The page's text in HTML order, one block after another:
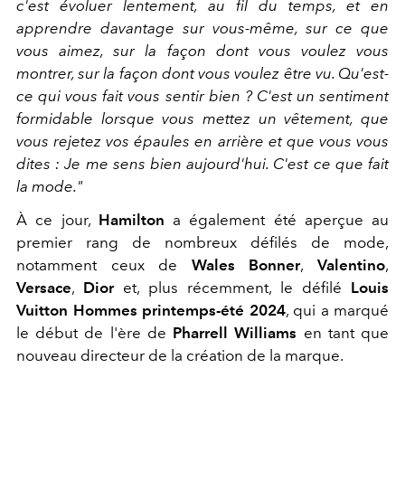
c'est évoluer lentement, au fil du temps, et en
apprendre davantage sur vous-même, sur ce que
vous aimez, sur la façon dont vous voulez vous
montrer, sur la façon dont vous voulez être vu. Qu'est-
ce qui vous fait vous sentir bien ? C'est un sentiment
formidable lorsque vous mettez un vêtement, que
vous rejetez vos épaules en arrière et que vous vous
dites : Je me sens bien aujourd'hui. C'est ce que fait
la mode."
À ce jour, Hamilton a également été aperçue au
premier rang de nombreux défilés de mode,
notamment ceux de Wales Bonner,Valentino,
Versace, Dioret, plus récemment, le défilé Louis
Vuitton Hommes printemps-été 2024, qui a marqué
le début de l'ère de Pharrell Williams en tant que
nouveau directeur de la création de la marque.